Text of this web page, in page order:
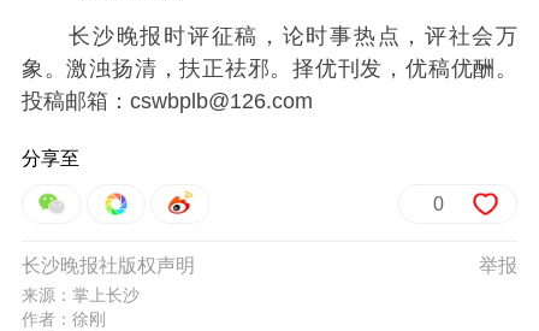
长沙晚报时评征稿，论时事热点，评社会万
象。激浊扬清，扶正祛邪。择优刊发，优稿优酬。
投稿邮箱：cswbplb@126.com
分享至
0
举报
长沙晚报社版权声明
来源：掌上长沙
作者：徐刚